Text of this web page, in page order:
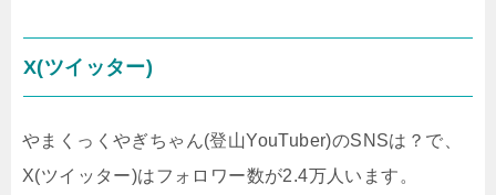
X(ツイッター)
やまくっくやぎちゃん(登山YouTuber)のSNSは？で、
X(ツイッター)はフォロワー数が2.4万人います。